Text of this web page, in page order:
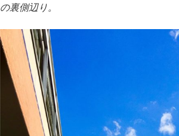
の裏側辺り。